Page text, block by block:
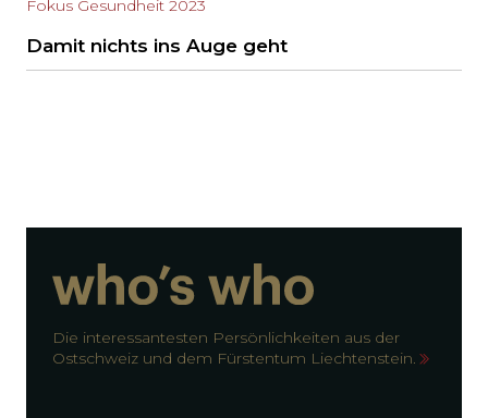
Fokus Gesundheit 2023
Damit nichts ins Auge geht
Die interessantesten Persönlichkeiten aus der
Ostschweiz und dem Fürstentum Liechtenstein.